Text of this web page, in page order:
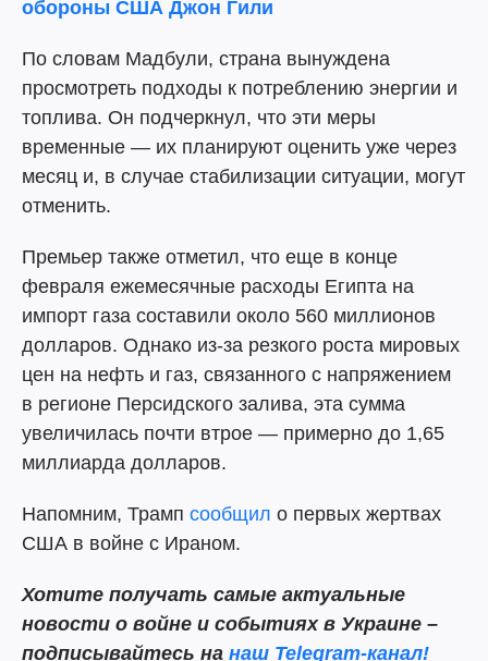
обороны США Джон Гили
По словам Мадбули, страна вынуждена
просмотреть подходы к потреблению энергии и
топлива. Он подчеркнул, что эти меры
временные — их планируют оценить уже через
месяц и, в случае стабилизации ситуации, могут
отменить.
Премьер также отметил, что еще в конце
февраля ежемесячные расходы Египта на
импорт газа составили около 560 миллионов
долларов. Однако из-за резкого роста мировых
цен на нефть и газ, связанного с напряжением
в регионе Персидского залива, эта сумма
увеличилась почти втрое — примерно до 1,65
миллиарда долларов.
Напомним, Трамп сообщил о первых жертвах
США в войне с Ираном.
Хотите получать самые актуальные
новости о войне и событиях в Украине –
подписывайтесь на наш Telegram-канал!